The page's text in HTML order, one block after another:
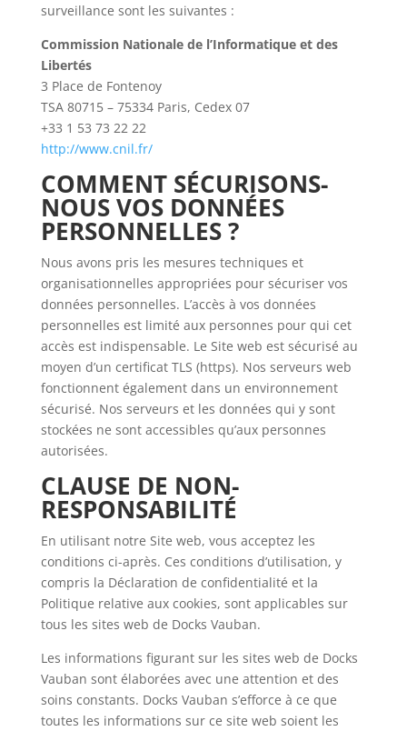
surveillance sont les suivantes :
Commission Nationale de l’Informatique et des
Libertés
3 Place de Fontenoy
TSA 80715 – 75334 Paris, Cedex 07
+33 1 53 73 22 22
http://www.cnil.fr/
COMMENT SÉCURISONS-
NOUS VOS DONNÉES
PERSONNELLES ?
Nous avons pris les mesures techniques et
organisationnelles appropriées pour sécuriser vos
données personnelles. L’accès à vos données
personnelles est limité aux personnes pour qui cet
accès est indispensable. Le Site web est sécurisé au
moyen d’un certificat TLS (https). Nos serveurs web
fonctionnent également dans un environnement
sécurisé. Nos serveurs et les données qui y sont
stockées ne sont accessibles qu’aux personnes
autorisées.
CLAUSE DE NON-
RESPONSABILITÉ
En utilisant notre Site web, vous acceptez les
conditions ci-après. Ces conditions d’utilisation, y
compris la Déclaration de confidentialité et la
Politique relative aux cookies, sont applicables sur
tous les sites web de Docks Vauban.
Les informations figurant sur les sites web de Docks
Vauban sont élaborées avec une attention et des
soins constants. Docks Vauban s’efforce à ce que
toutes les informations sur ce site web soient les